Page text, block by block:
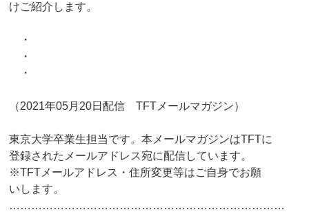
けご紹介します。
・
・
・
（2021年05月20日配信 TFTメールマガジン）
東京大学卒業生担当です。本メールマガジンはTFTに
登録されたメールアドレス宛に配信しています。
※TFTメールアドレス・住所変更等はご自身でお願
いします。
…………………………………………………………………